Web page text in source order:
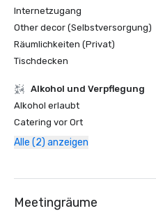
Internetzugang
Other decor (Selbstversorgung)
Räumlichkeiten (Privat)
Tischdecken
‪Alkohol‬ und Verpflegung
‪Alkohol‬ erlaubt
Catering vor Ort
Alle (2) anzeigen
Meetingräume